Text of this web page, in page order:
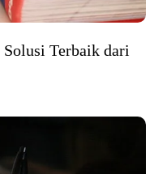
Terbaik dari